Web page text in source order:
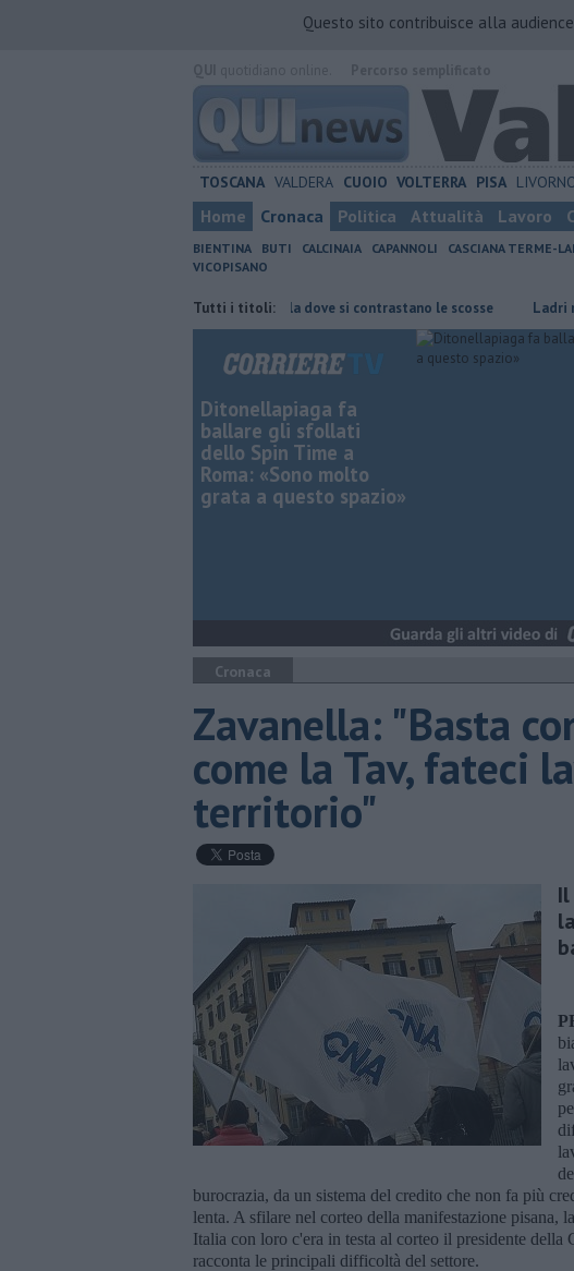
Questo sito contribuisce alla
TOSCANA VALDERA CUOIO VOLTERRA PISA
Home Cronaca Politica Attualità Lavoro
BIENTINA BUTI CALCINAIA CAPANNOLI CASCIANA TERME-
VICOPISANO
Tutti i titoli:
Terremoto, la scuola dove si contrastano le scosse Ladri rubano
Ditonellapiaga fa
ballare gli sfollati
dello Spin Time a
Roma: «Sono molto
grata a questo spazio»
Cronaca
Zavanella: "Basta
come la Tav, fateci
territorio"
burocrazia, da un sistema del credito che non fa più
lenta. A sfilare nel corteo della manifestazione pisana,
Italia con loro c'era in testa al corteo il presidente
racconta le principali difficoltà del settore.